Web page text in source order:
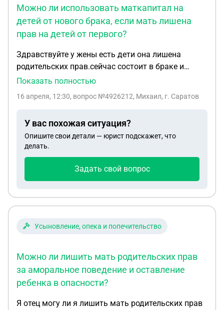
Можно ли использовать маткапитал на
детей от нового брака, если мать лишена
прав на детей от первого?
Здравствуйте у жены есть дети она лишена
родительских прав.сейчас состоит в браке и
имеет четверых детей от нынешнего брака,может
рождённых в браке для погашения ипотеки?
Показать полностью
16 апреля, 12:30, вопрос №4926212, Михаил, г. Саратов
У вас похожая ситуация?
Опишите свои детали — юрист подскажет, что
делать.
Задать свой вопрос
Усыновление, опека и попечительство
Можно ли лишить мать родительских прав
за аморальное поведение и оставление
ребенка в опасности?
Я отец могу ли я лишить мать родительских прав